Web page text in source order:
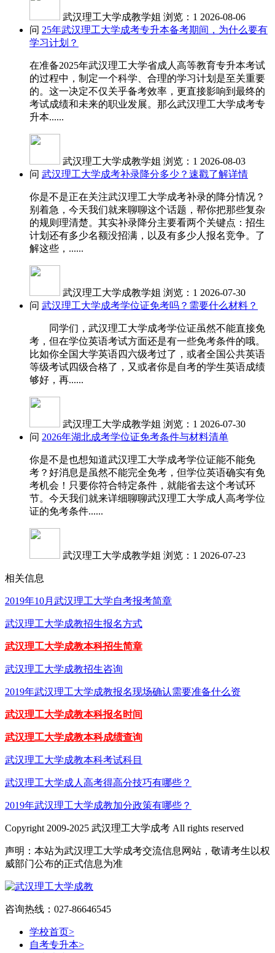
武汉理工大学成教学姐 浏览：1 2026-08-06
问 25年武汉理工大学成考专升本备考期间，为什么要有
学习计划？
在准备2025年武汉理工大学省成人高等教育专升本考试
的过程中，制定一个科学、合理的学习计划是至关重要
的。这一决定不仅关乎备考效率，更直接影响到最终的
考试成绩和未来的职业发展。那么武汉理工大学成考专
升本......
武汉理工大学成教学姐 浏览：1 2026-08-03
问 武汉理工大学成考补录降分多少？速戳了解详情
你是不是正在关注武汉理工大学成考补录的降分情况？
别着急，今天我们就来聊聊这个话题，帮你把那些复杂
的规则理清楚。其实补录降分主要看两个关键点：招生
计划还有多少名额没招满，以及有多少人报名竞争。了
解这些，......
武汉理工大学成教学姐 浏览：1 2026-07-30
问 武汉理工大学成考学位证免考吗？需要什么材料？
同学们，武汉理工大学成考学位证虽然不能直接免
考，但在学位英语考试方面还是有一些免考条件的哦。
比如你全国大学英语四六级考过了，或者全国公共英语
等级考试四级合格了，又或者你是自考的学生英语成绩
够好，再......
武汉理工大学成教学姐 浏览：1 2026-07-30
问 2026年湖北成考学位证免考条件与材料清单
你是不是也想知道武汉理工大学成考学位证能不能免
考？好消息是虽然不能完全免考，但学位英语确实有免
考机会！只要你符合特定条件，就能省去这个考试环
节。今天我们就来详细聊聊武汉理工大学成人高考学位
证的免考条件......
武汉理工大学成教学姐 浏览：1 2026-07-23
相关信息
2019年10月武汉理工大学自考报考简章
武汉理工大学成教招生报名方式
武汉理工大学成教本科招生简章
武汉理工大学成教招生咨询
2019年武汉理工大学成教报名现场确认需要准备什么资
武汉理工大学成教本科报名时间
武汉理工大学成教本科成绩查询
武汉理工大学成教本科考试科目
武汉理工大学成人高考得高分技巧有哪些？
2019年武汉理工大学成教加分政策有哪些？
Copyright 2009-2025 武汉理工大学成考 All rights reserved
声明：本站为武汉理工大学成考交流信息网站，敬请考生以权
威部门公布的正式信息为准
咨询热线：027-86646545
学校首页>
自考专升本>